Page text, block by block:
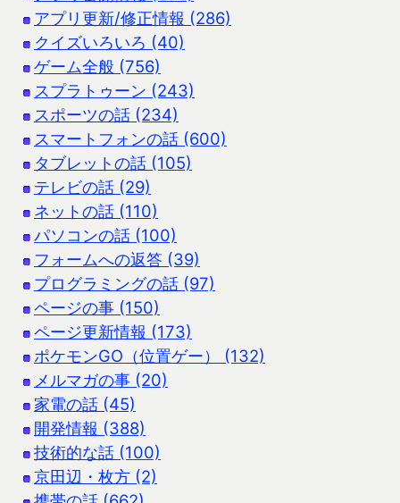
アプリ更新/修正情報 (286)
クイズいろいろ (40)
ゲーム全般 (756)
スプラトゥーン (243)
スポーツの話 (234)
スマートフォンの話 (600)
タブレットの話 (105)
テレビの話 (29)
ネットの話 (110)
パソコンの話 (100)
フォームへの返答 (39)
プログラミングの話 (97)
ページの事 (150)
ページ更新情報 (173)
ポケモンGO（位置ゲー） (132)
メルマガの事 (20)
家電の話 (45)
開発情報 (388)
技術的な話 (100)
京田辺・枚方 (2)